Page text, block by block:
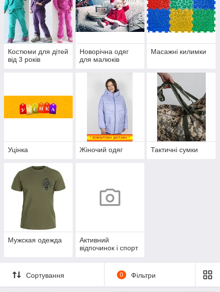
Костюми для дітей
від 3 років
Новорічна одяг
для малюків
Масажні килимки
Уцінка Жіночий одяг Тактичні сумки
Мужская одежда
Активний
відпочинок і спорт
Сортування 0 Фільтри